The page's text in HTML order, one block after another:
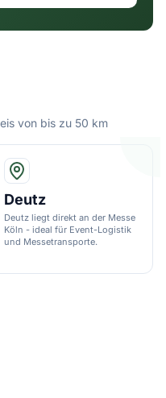
von bis zu 50 km
Deutz
Deutz liegt direkt an der Messe
Köln - ideal für Event-Logistik
und Messetransporte.